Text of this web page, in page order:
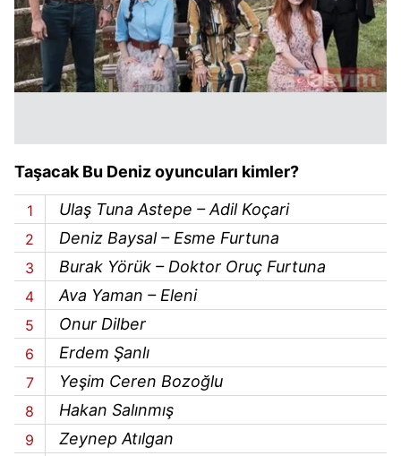
Taşacak Bu Deniz oyuncuları kimler?
Ulaş Tuna Astepe – Adil Koçari
Deniz Baysal – Esme Furtuna
Burak Yörük – Doktor Oruç Furtuna
Ava Yaman – Eleni
Onur Dilber
Erdem Şanlı
Yeşim Ceren Bozoğlu
Hakan Salınmış
Zeynep Atılgan